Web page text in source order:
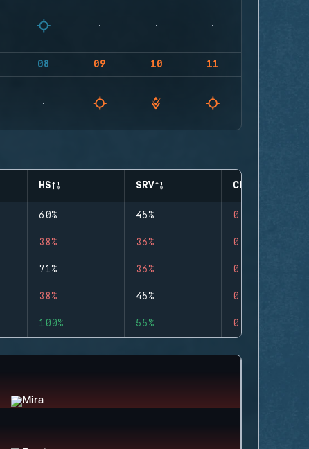
08 09 10 11
HS SRV CLUTCHES
60% 45% 0
38% 36% 0
71% 36% 0
38% 45% 0
100% 55% 0